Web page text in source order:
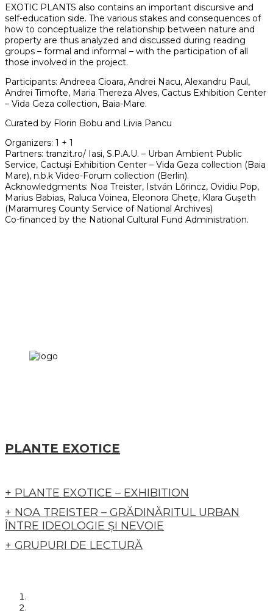
EXOTIC PLANTS also contains an important discursive and
self-education side. The various stakes and consequences of
how to conceptualize the relationship between nature and
property are thus analyzed and discussed during reading
groups – formal and informal – with the participation of all
those involved in the project.
Participants: Andreea Cioara, Andrei Nacu, Alexandru Paul,
Andrei Timofte, Maria Thereza Alves, Cactus Exhibition Center
– Vida Geza collection, Baia-Mare.
Curated by Florin Bobu and Livia Pancu
Organizers: 1 + 1
Partners: tranzit.ro/ Iasi, S.P.A.U. – Urban Ambient Public
Service, Cactuşi Exhibition Center – Vida Geza collection (Baia
Mare), n.b.k Video-Forum collection (Berlin).
Acknowledgments: Noa Treister, István Lőrincz, Ovidiu Pop,
Marius Babias, Raluca Voinea, Eleonora Ghețe, Klara Guşeth
(Maramureş County Service of National Archives)
Co-financed by the National Cultural Fund Administration.
PLANTE EXOTICE
+ PLANTE EXOTICE – EXHIBITION
+ NOA TREISTER – GRĂDINĂRITUL URBAN
ÎNTRE IDEOLOGIE ȘI NEVOIE
+ GRUPURI DE LECTURĂ